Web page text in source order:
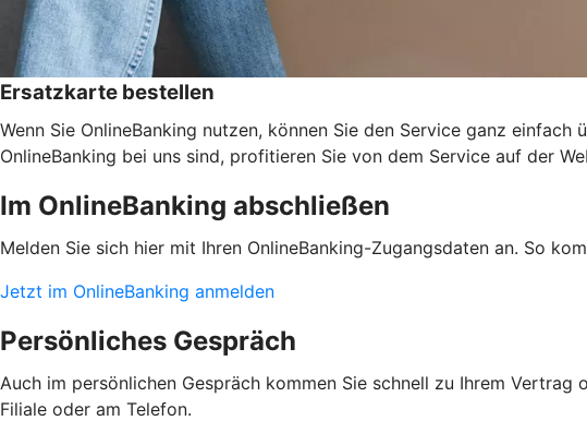
Ersatzkarte bestellen
Wenn Sie OnlineBanking nutzen, können Sie den Service ganz
OnlineBanking bei uns sind, profitieren Sie von dem Service auf der
Im OnlineBanking abschließen
Melden Sie sich hier mit Ihren OnlineBanking-Zugangsdaten an. So
Jetzt im OnlineBanking anmelden
Persönliches Gespräch
Auch im persönlichen Gespräch kommen Sie schnell zu Ihrem
Filiale oder am Telefon.